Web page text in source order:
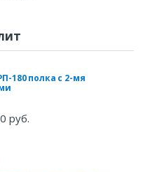
180 полка с 2-мя
руб.